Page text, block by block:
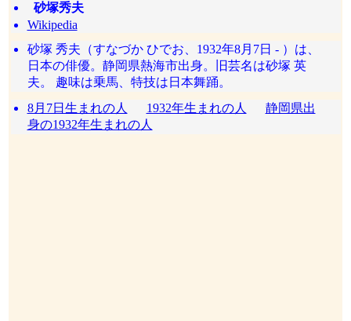
砂塚秀夫
Wikipedia
砂塚 秀夫（すなづか ひでお、1932年8月7日 - ）は、
日本の俳優。静岡県熱海市出身。旧芸名は砂塚 英
夫。 趣味は乗馬、特技は日本舞踊。
8月7日生まれの人
1932年生まれの人
静岡県出
身の1932年生まれの人